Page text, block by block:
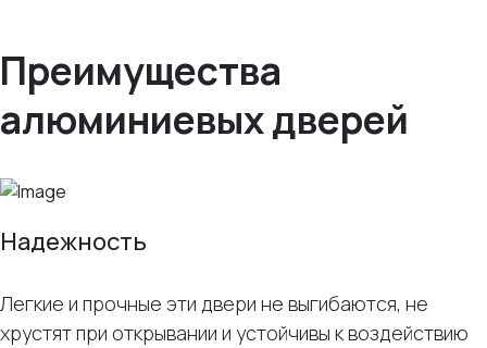
Преимущества
алюминиевых дверей
Надежность
Легкие и прочные эти двери не выгибаются, не
хрустят при открывании и устойчивы к воздействию